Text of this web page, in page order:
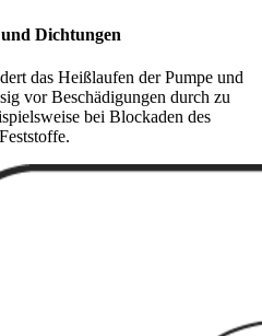
Dichtungen
das Heißlaufen der Pumpe und
vor Beschädigungen durch zu
bei Blockaden des